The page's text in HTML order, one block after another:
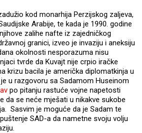
kod monarhija Perzijskog zaljeva,
Arabije, te kada je 1990. godine
zalihe nafte iz zajedničkog
granici, izveo je invaziju i aneksiju
okolnosti nesporazuma nisu
tvrde da Kuvajt nije crpio iračke
krizu bacila je američka diplomatkinja u
u razgovoru sa Sadamom Huseinom
po pitanju rastuće vojne napetosti
da se neće mješati u nikakve sukobe
Sasvim je moguće da je Sadam te
SAD-a da nametne svoju volju